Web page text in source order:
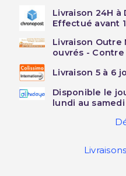
Livraison 24H à
Effectué avant
Livraison Outre
ouvrés -
Livraison 5 à 6
Disponible le
lundi au samedi